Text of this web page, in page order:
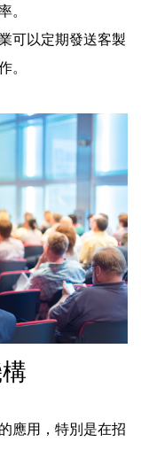
。
可以定期發送客製
。
應用，特別是在招